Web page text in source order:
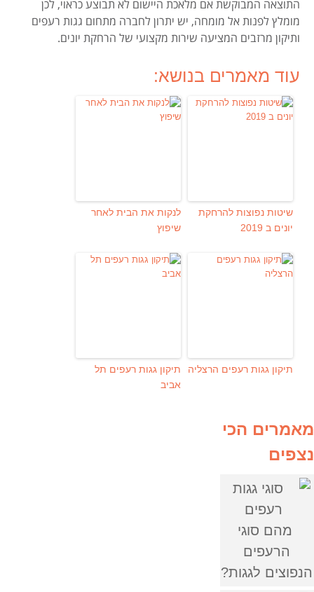
התוצאה המבוקשת אם מלאכת היישום לא תבוצע כראוי, לכן
מומלץ לפנות אל מומחה, יש יתרון לחברה מתחום גגות רעפים
ותיקון מרזבים המציעה שירות מקצועי של הרחקת יונים.
עוד מאמרים בנושא:
שיטות נפוצות להרחקת
יונים ב 2019
לנקות את הבית לאחר
שיפוץ
תיקון גגות רעפים הרצליה
תיקון גגות רעפים תל
אביב
מאמרים הכי
נצפים
מהם סוגי
הרעפים
הנפוצים לגגות?